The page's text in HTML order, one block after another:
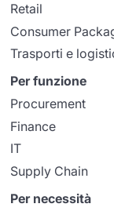
Retail
Consumer
Trasporti e
Per funzione
Procurement
Finance
IT
Supply Chain
Per necessità